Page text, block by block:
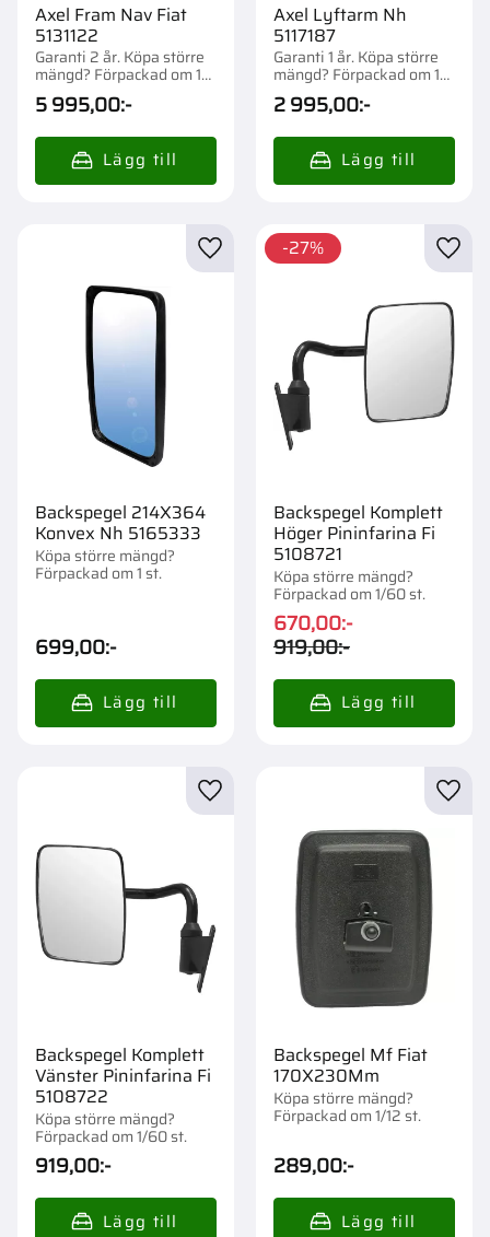
Axel Fram Nav Fiat
5131122
Garanti 2 år. Köpa större
mängd? Förpackad om 1
st.
5 995,00:-
Axel Lyftarm Nh
5117187
Garanti 1 år. Köpa större
mängd? Förpackad om 1
st.
2 995,00:-
Backspegel 214X364
Konvex Nh 5165333
Köpa större mängd?
Förpackad om 1 st.
699,00:-
Lägg till i favoriter
Backspegel Komplett
Höger Pininfarina Fi
5108721
Köpa större mängd?
Förpackad om 1/60 st.
670,00:-
919,00:-
27%
Backspegel Komplett
Vänster Pininfarina Fi
5108722
Köpa större mängd?
Förpackad om 1/60 st.
919,00:-
Lägg till i favoriter
Backspegel Mf Fiat
170X230Mm
Köpa större mängd?
Förpackad om 1/12 st.
289,00:-